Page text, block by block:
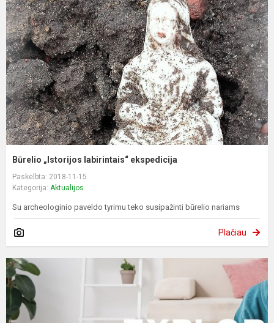
Būrelio „Istorijos labirintais“ ekspedicija
Paskelbta: 2018-11-15
Kategorija: Aktualijos
Su archeologinio paveldo tyrimu teko susipažinti būrelio nariams
Plačiau